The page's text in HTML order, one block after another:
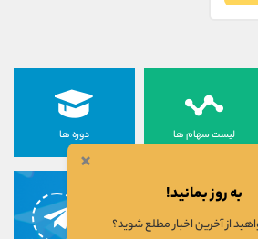
لیست سهام ها دوره ها
×
به روز بمانید!
از آخرین اخبار مطلع شوید؟